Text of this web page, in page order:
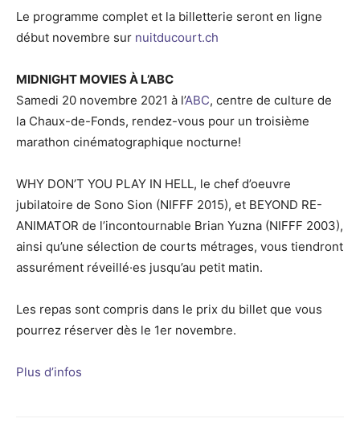
Le programme complet et la billetterie seront en ligne
début novembre sur nuitducourt.ch
MIDNIGHT MOVIES À L’ABC
Samedi 20 novembre 2021 à l’ABC, centre de culture de
la Chaux-de-Fonds, rendez-vous pour un troisième
marathon cinématographique nocturne!
WHY DON’T YOU PLAY IN HELL, le chef d’oeuvre
jubilatoire de Sono Sion (NIFFF 2015), et BEYOND RE-
ANIMATOR de l’incontournable Brian Yuzna (NIFFF 2003),
ainsi qu’une sélection de courts métrages, vous tiendront
assurément réveillé·es jusqu’au petit matin.
Les repas sont compris dans le prix du billet que vous
pourrez réserver dès le 1er novembre.
Plus d’infos